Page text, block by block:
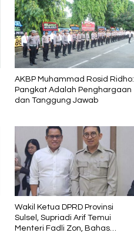
AKBP Muhammad Rosid Ridho:
Pangkat Adalah Penghargaan
dan Tanggung Jawab
Wakil Ketua DPRD Provinsi
Sulsel, Supriadi Arif Temui
Menteri Fadli Zon, Bahas